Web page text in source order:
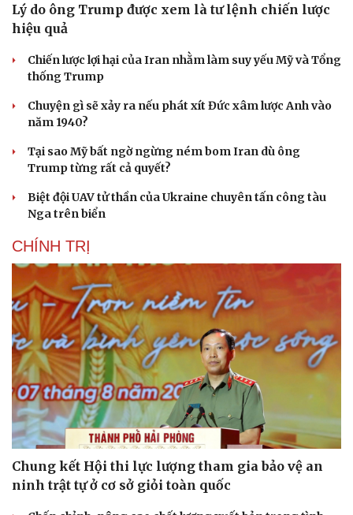
Lý do ông Trump được xem là tư lệnh chiến lược
hiệu quả
Chiến lược lợi hại của Iran nhằm làm suy yếu Mỹ và Tổng
thống Trump
Chuyện gì sẽ xảy ra nếu phát xít Đức xâm lược Anh vào
năm 1940?
Tại sao Mỹ bất ngờ ngừng ném bom Iran dù ông
Trump từng rất cả quyết?
Biệt đội UAV tử thần của Ukraine chuyên tấn công tàu
Nga trên biển
CHÍNH TRỊ
Chung kết Hội thi lực lượng tham gia bảo vệ an
ninh trật tự ở cơ sở giỏi toàn quốc